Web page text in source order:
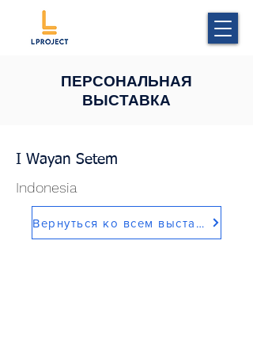
ПЕРСОНАЛЬНАЯ
ВЫСТАВКА
I Wayan Setem
Indonesia
Вернуться ко всем выставкам